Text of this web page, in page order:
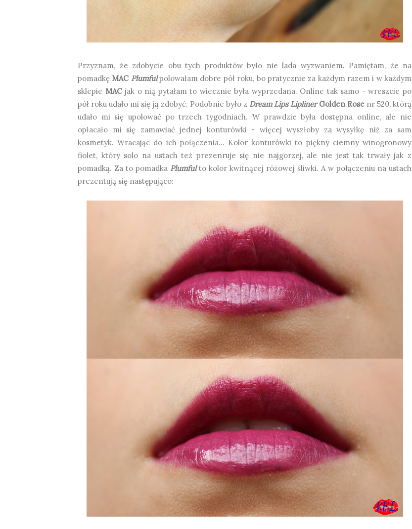
Przyznam, że zdobycie obu tych produktów było nie lada wyzwaniem. Pamiętam, że na
pomadkę MAC Plumfulpolowałam dobre pół roku, bo pratycznie za każdym razem i w każdym
sklepie MACjak o nią pytałam to wiecznie była wyprzedana. Online tak samo - wreszcie po
pół roku udało mi się ją zdobyć. Podobnie było z Dream Lips LiplinerGolden Rosenr 520, którą
udało mi się upolować po trzech tygodniach. W prawdzie była dostępna online, ale nie
opłacało mi się zamawiać jednej konturówki - więcej wyszłoby za wysyłkę niż za sam
kosmetyk. Wracając do ich połączenia... Kolor konturówki to piękny ciemny winogronowy
fiolet, który solo na ustach też prezenruje się nie najgorzej, ale nie jest tak trwały jak z
pomadką. Za to pomadka Plumfulto kolor kwitnącej różowej śliwki. A w połączeniu na ustach
prezentują się następująco: